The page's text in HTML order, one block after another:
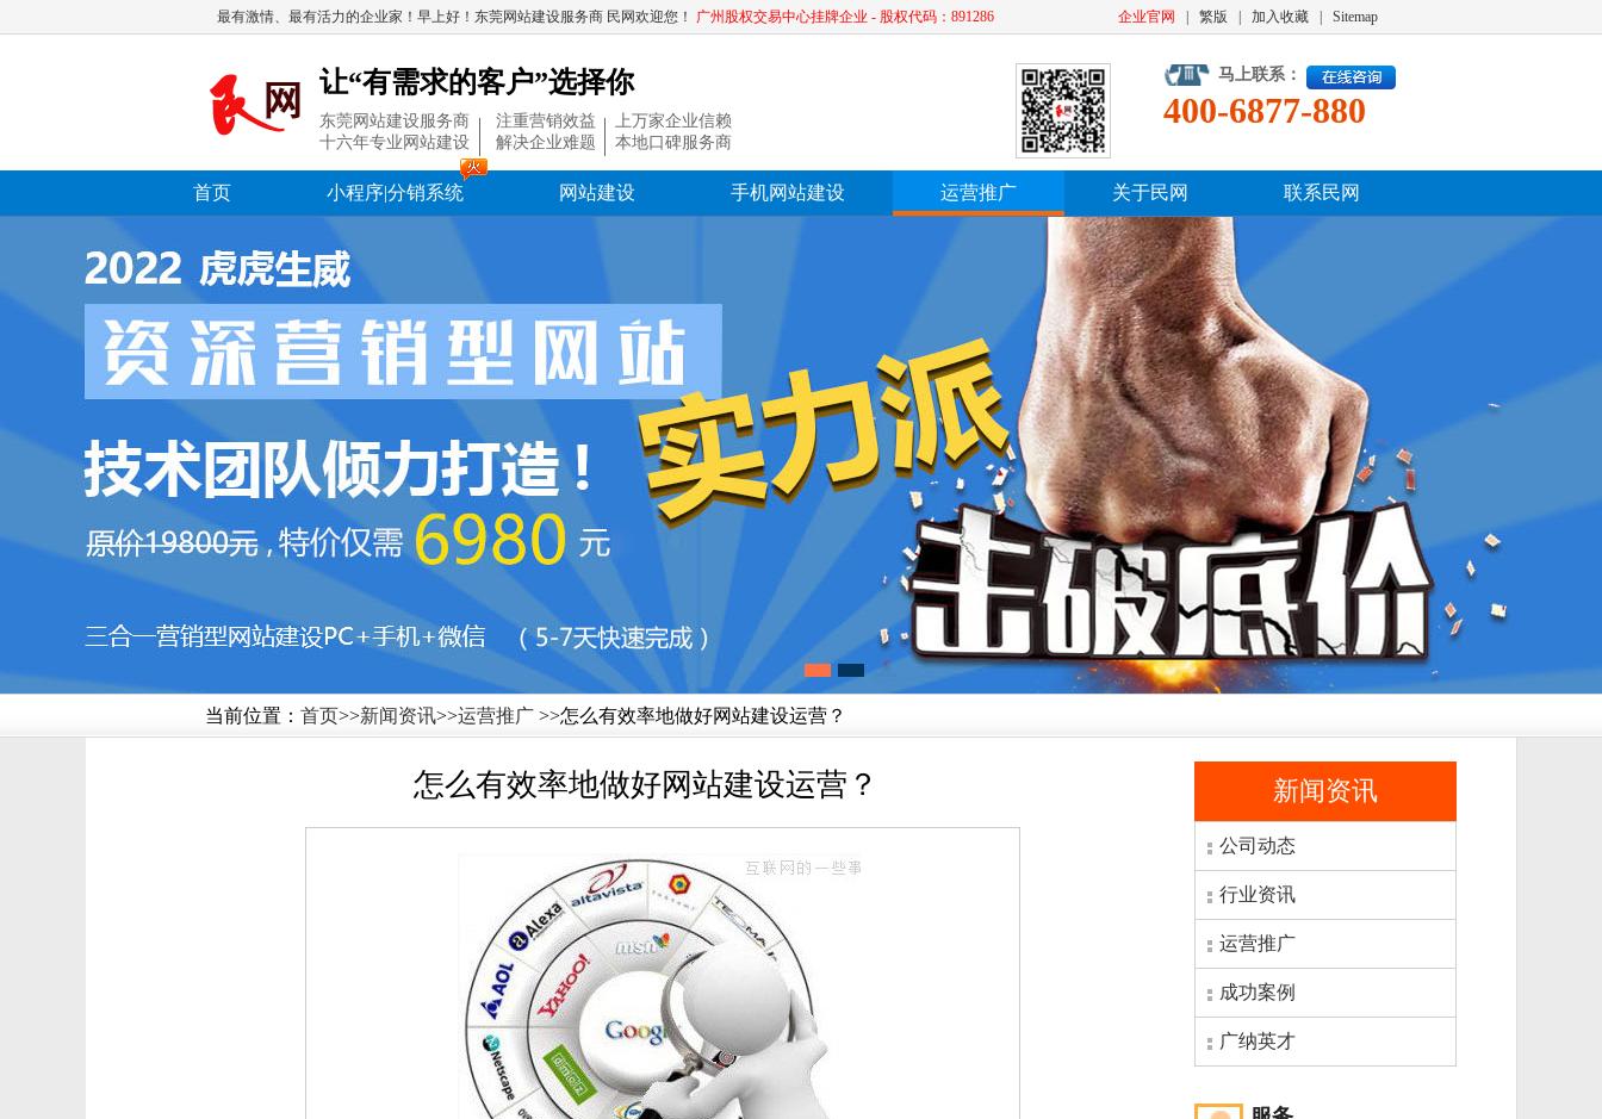
最有激情、最有活力的企业家！早上好！东莞网站建设服务商 民网欢迎您！ 广州股权交易中心挂牌企业 - 股权代码：891286 企业官网 繁版 加入收藏 Sitemap
让“有需求的客户”选择你
东莞网站建设服务商
十六年专业网站建设
注重营销效益
解决企业难题
上万家企业信赖
本地口碑服务商
马上联系：
400-6877-880
首页 小程序|分销系统 网站建设 手机网站建设 运营推广 关于民网 联系民网
当前位置： 首页>>新闻资讯>>运营推广 >>怎么有效率地做好网站建设运营？
怎么有效率地做好网站建设运营？ 新闻资讯
公司动态
行业资讯
运营推广
成功案例
广纳英才